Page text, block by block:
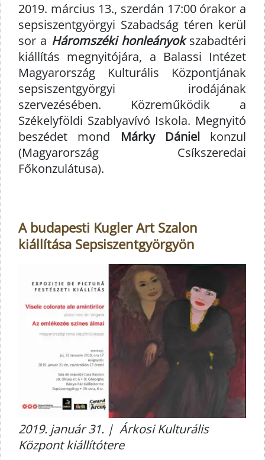
2019. március 13., szerdán 17:00 órakor a
sepsiszentgyörgyi Szabadság téren kerül
sor a Háromszéki honleányokszabadtéri
kiállítás megnyitójára, a Balassi Intézet
Magyarország Kulturális Központjának
sepsiszentgyörgyi irodájának
szervezésében. Közreműködik a
Székelyföldi Szablyavívó Iskola. Megnyitó
beszédet mond Márky Dánielkonzul
(Magyarország Csíkszeredai
Főkonzulátusa).
A budapesti Kugler Art Szalon
kiállítása Sepsiszentgyörgyön
2019. január 31. | Árkosi Kulturális
Központ kiállítótere